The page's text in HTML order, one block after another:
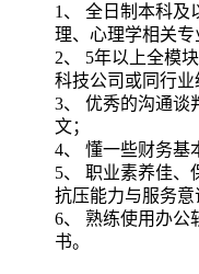
1、 全日制本科及
理、心理学相关专
2、 5年以上全模
科技公司或同行业
3、 优秀的沟通谈
文；
4、 懂一些财务基
5、 职业素养佳、
抗压能力与服务意
6、 熟练使用办公
书。